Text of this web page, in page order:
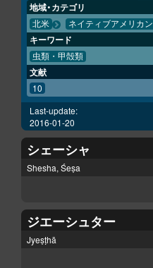
地域・カテゴリ
北米 ネイティブアメリカン
キーワード
虫類・甲殻類
文献
10
Last-update:
2016-01-20
シェーシャ
Shesha, Śeṣa
ジエーシュター
Jyeṣṭhā